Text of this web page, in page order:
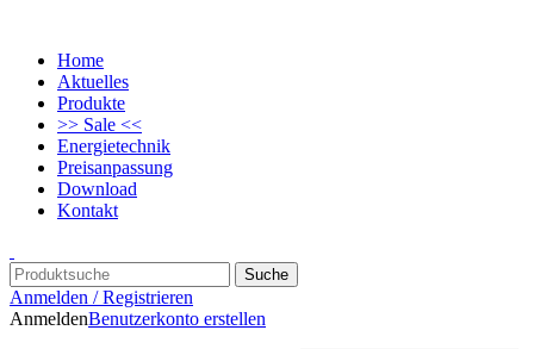
Home
Aktuelles
Produkte
>> Sale <<
Energietechnik
Preisanpassung
Download
Kontakt
Suche
Anmelden / Registrieren
AnmeldenBenutzerkonto erstellen